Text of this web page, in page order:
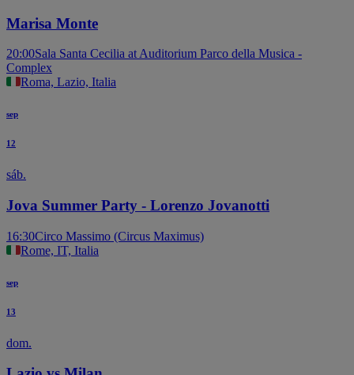
Marisa Monte
20:00Sala Santa Cecilia at Auditorium Parco della Musica -
Complex
Roma, Lazio, Italia
sep
12
sáb.
Jova Summer Party - Lorenzo Jovanotti
16:30Circo Massimo (Circus Maximus)
Rome, IT, Italia
sep
13
dom.